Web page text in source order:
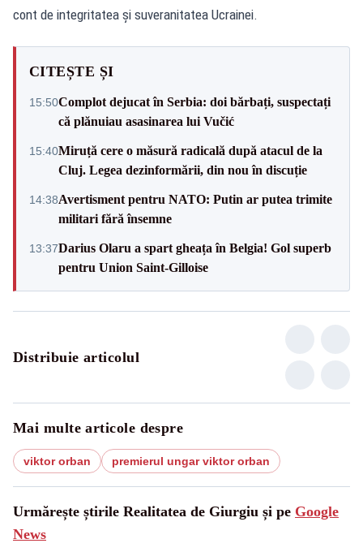
cont de integritatea și suveranitatea Ucrainei.
CITEȘTE ȘI
15:50Complot dejucat în Serbia: doi bărbați, suspectați
că plănuiau asasinarea lui Vučić
15:40Miruță cere o măsură radicală după atacul de la
Cluj. Legea dezinformării, din nou în discuție
14:38Avertisment pentru NATO: Putin ar putea trimite
militari fără însemne
13:37Darius Olaru a spart gheața în Belgia! Gol superb
pentru Union Saint-Gilloise
Distribuie articolul
Mai multe articole despre
viktor orban premierul ungar viktor orban
Urmărește știrile Realitatea de Giurgiu și pe Google
News